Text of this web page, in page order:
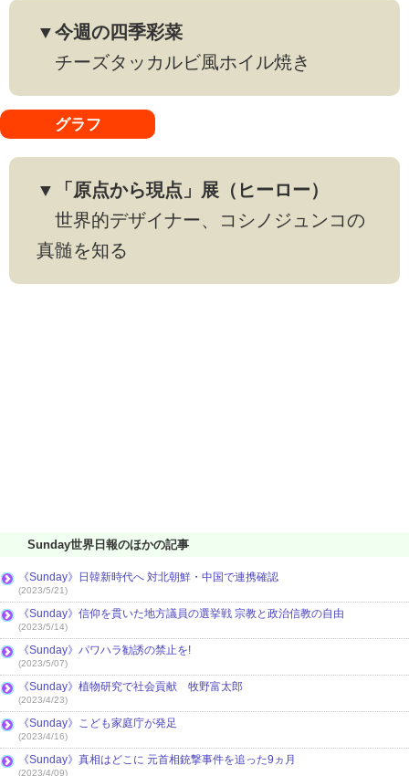
▼今週の四季彩菜
チーズタッカルビ風ホイル焼き
グラフ
▼「原点から現点」展（ヒーロー）
世界的デザイナー、コシノジュンコの
真髄を知る
Sunday世界日報のほかの記事
《Sunday》日韓新時代へ 対北朝鮮・中国で連携確認
(2023/5/21)
《Sunday》信仰を貫いた地方議員の選挙戦 宗教と政治信教の自由
(2023/5/14)
《Sunday》パワハラ勧誘の禁止を!
(2023/5/07)
《Sunday》植物研究で社会貢献 牧野富太郎
(2023/4/23)
《Sunday》こども家庭庁が発足
(2023/4/16)
《Sunday》真相はどこに 元首相銃撃事件を追った9ヵ月
(2023/4/09)